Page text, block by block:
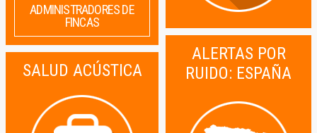
ADMINISTRADORES DE
FINCAS
SALUD ACÚSTICA
ALERTAS POR
RUIDO: ESPAÑA